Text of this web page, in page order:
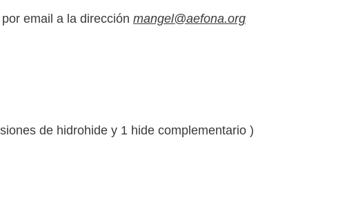
email a la dirección mangel@aefona.org
de hidrohide y 1 hide complementario )